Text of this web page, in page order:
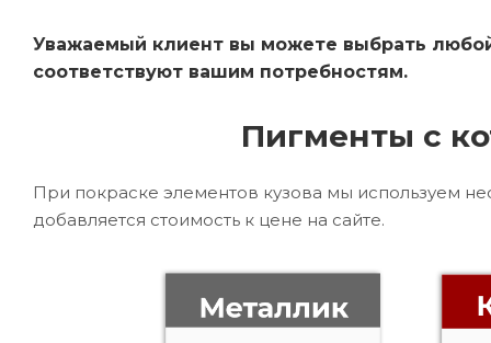
Уважаемый клиент вы можете выбрать
соответствуют вашим потребностям.
Пигменты с
При покраске элементов кузова мы используем
добавляется стоимость к цене на сайте.